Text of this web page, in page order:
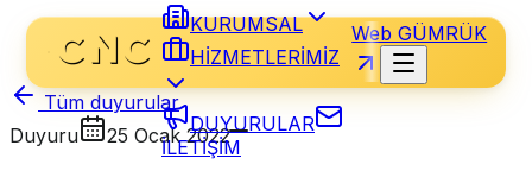
KURUMSAL
HİZMETLERİMİZ
DUYURULAR
İLETİŞİM
Web GÜMRÜK
Tüm duyurular
Duyuru
25 Ocak 2022